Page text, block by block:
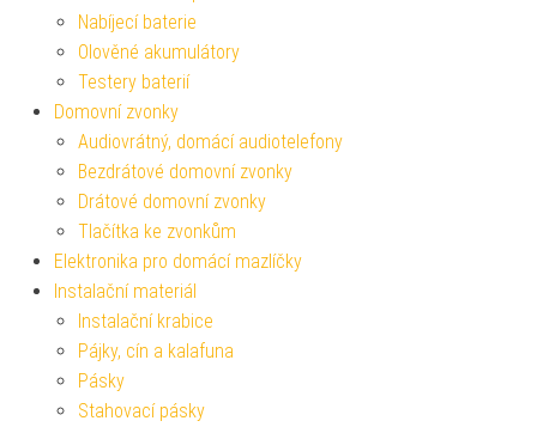
Nabíjecí baterie
Olověné akumulátory
Testery baterií
Domovní zvonky
Audiovrátný, domácí audiotelefony
Bezdrátové domovní zvonky
Drátové domovní zvonky
Tlačítka ke zvonkům
Elektronika pro domácí mazlíčky
Instalační materiál
Instalační krabice
Pájky, cín a kalafuna
Pásky
Stahovací pásky